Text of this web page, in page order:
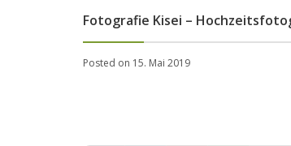
Fotografie Kisei –
Posted on 15. Mai 2019